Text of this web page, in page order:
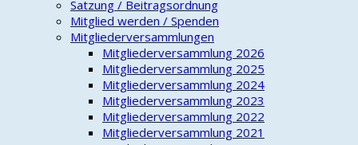
Satzung / Beitragsordnung
Mitglied werden / Spenden
Mitgliederversammlungen
Mitgliederversammlung 2026
Mitgliederversammlung 2025
Mitgliederversammlung 2024
Mitgliederversammlung 2023
Mitgliederversammlung 2022
Mitgliederversammlung 2021